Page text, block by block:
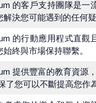
的客戶支持團隊是
決您可能遇到的任何疑
的行動應用程式直
終與市場保持聯繫。
提供豐富的教育資源
了您可以不斷提高您作